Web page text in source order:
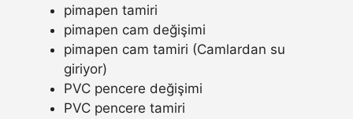
pimapen tamiri
pimapen cam değişimi
pimapen cam tamiri (Camlardan su
giriyor)
PVC pencere değişimi
PVC pencere tamiri